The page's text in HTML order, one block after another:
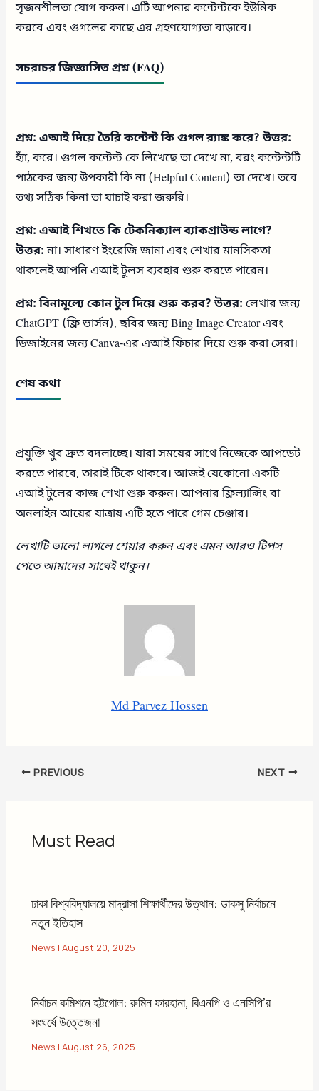
সৃজনশীলতা যোগ করুন। এটি আপনার কন্টেন্টকে ইউনিক
করবে এবং গুগলের কাছে এর গ্রহণযোগ্যতা বাড়াবে।
সচরাচর জিজ্ঞাসিত প্রশ্ন (FAQ)
প্রশ্ন: এআই দিয়ে তৈরি কন্টেন্ট কি গুগল র‍্যাঙ্ক করে? উত্তর:
হ্যাঁ, করে। গুগল কন্টেন্ট কে লিখেছে তা দেখে না, বরং কন্টেন্টটি
পাঠকের জন্য উপকারী কি না (Helpful Content) তা দেখে। তবে
তথ্য সঠিক কিনা তা যাচাই করা জরুরি।
প্রশ্ন: এআই শিখতে কি টেকনিক্যাল ব্যাকগ্রাউন্ড লাগে?
উত্তর:না। সাধারণ ইংরেজি জানা এবং শেখার মানসিকতা
থাকলেই আপনি এআই টুলস ব্যবহার শুরু করতে পারেন।
প্রশ্ন: বিনামূল্যে কোন টুল দিয়ে শুরু করব? উত্তর: লেখার জন্য
ChatGPT (ফ্রি ভার্সন), ছবির জন্য Bing Image Creator এবং
ডিজাইনের জন্য Canva-এর এআই ফিচার দিয়ে শুরু করা সেরা।
শেষ কথা
প্রযুক্তি খুব দ্রুত বদলাচ্ছে। যারা সময়ের সাথে নিজেকে আপডেট
করতে পারবে, তারাই টিকে থাকবে। আজই যেকোনো একটি
এআই টুলের কাজ শেখা শুরু করুন। আপনার ফ্রিল্যান্সিং বা
অনলাইন আয়ের যাত্রায় এটি হতে পারে গেম চেঞ্জার।
লেখাটি ভালো লাগলে শেয়ার করুন এবং এমন আরও টিপস
পেতে আমাদের সাথেই থাকুন।
Md Parvez Hossen
PREVIOUS NEXT
Must Read
ঢাকা বিশ্ববিদ্যালয়ে মাদ্রাসা শিক্ষার্থীদের উত্থান: ডাকসু নির্বাচনে
নতুন ইতিহাস
News |August 20, 2025
নির্বাচন কমিশনে হট্টগোল: রুমিন ফারহানা, বিএনপি ও এনসিপি’র
সংঘর্ষে উত্তেজনা
News |August 26, 2025